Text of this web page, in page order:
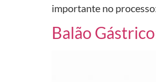
importante no
Balão